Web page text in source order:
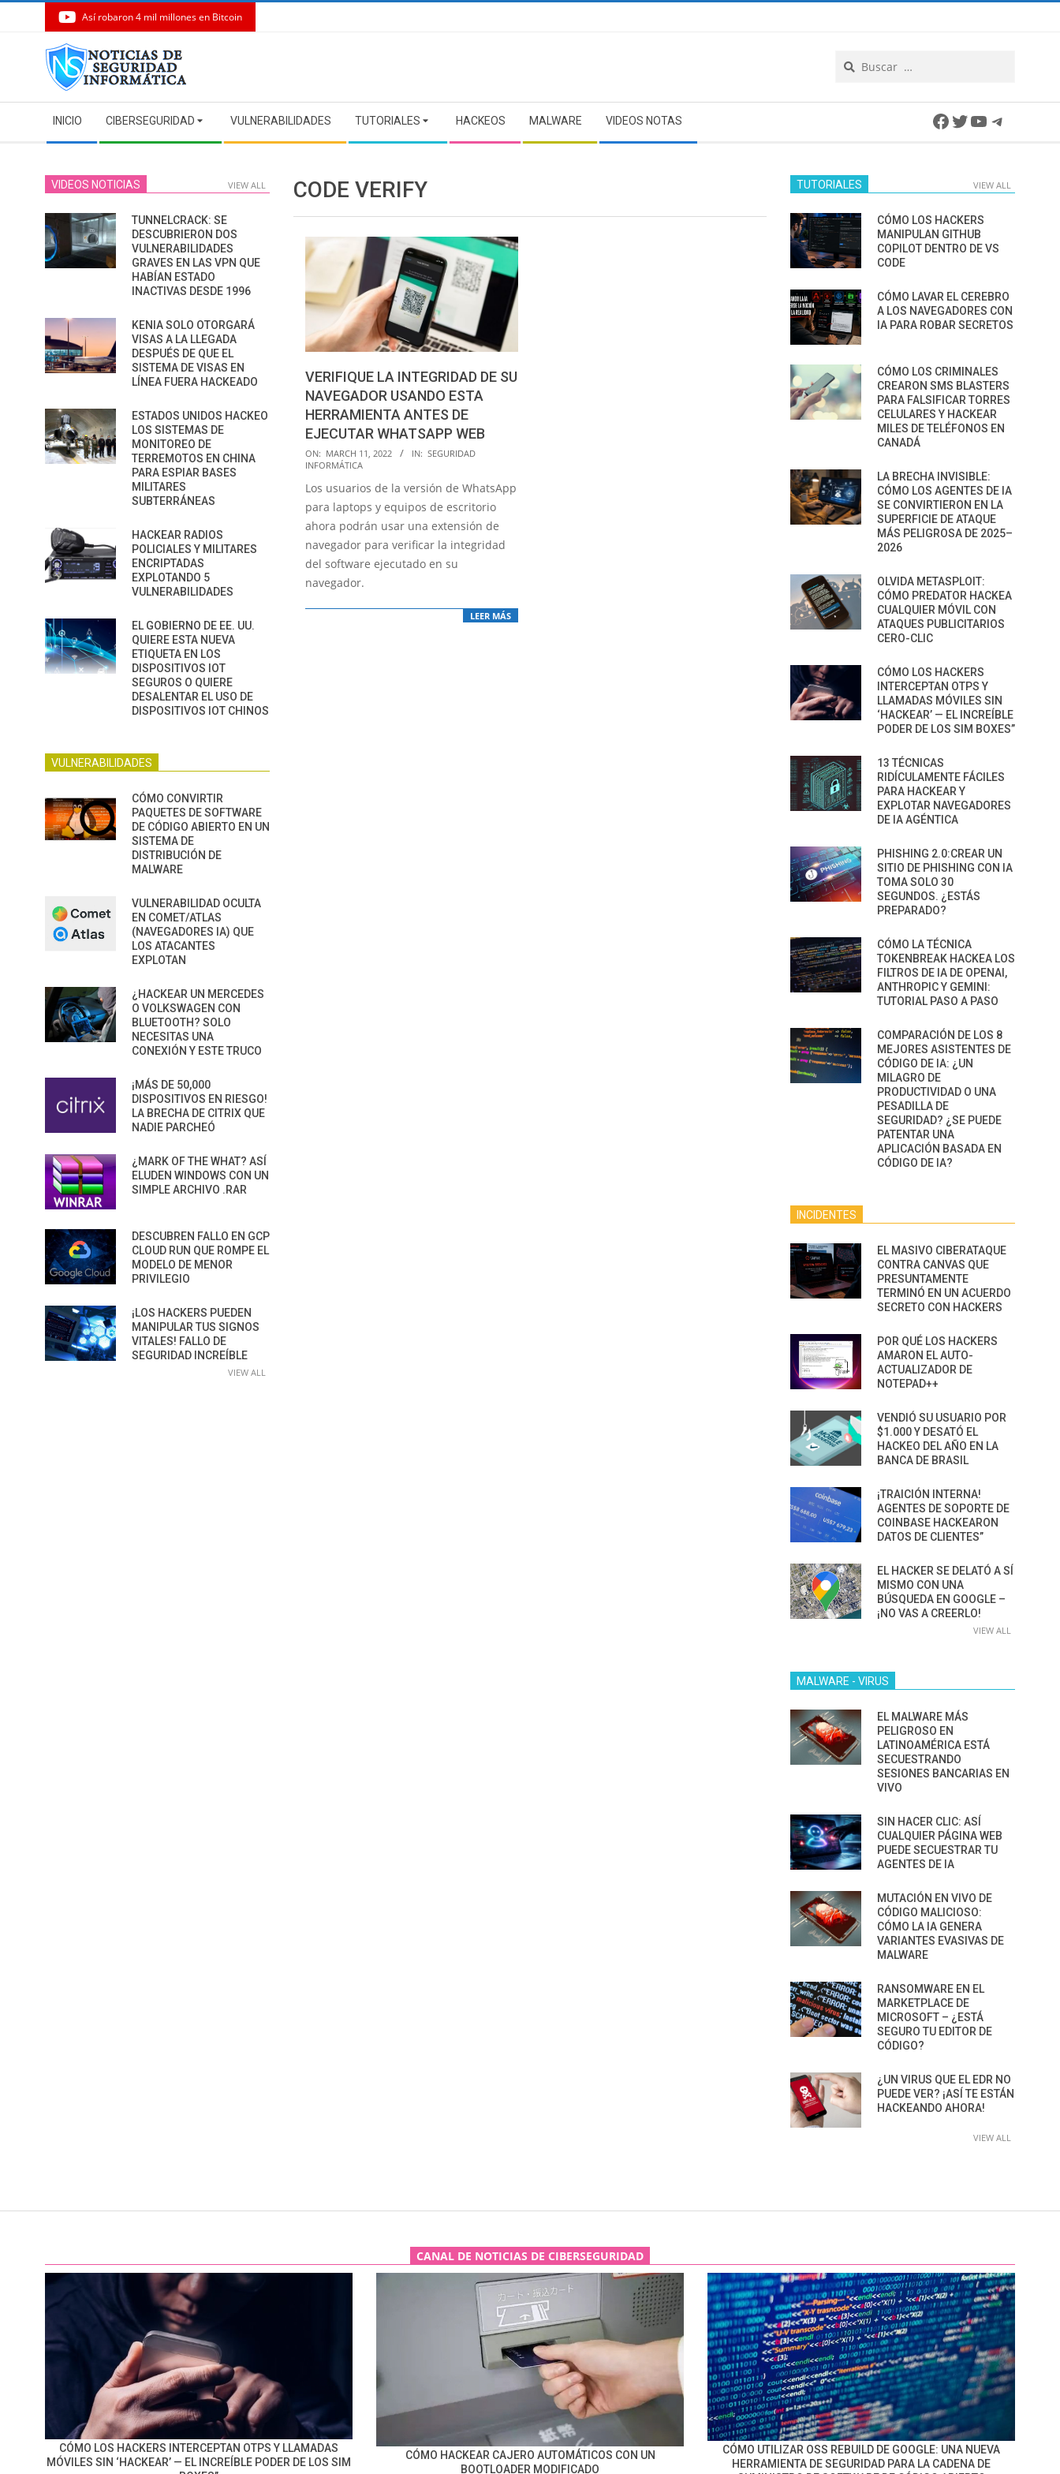
Así robaron 4 mil millones en Bitcoin
Navigation
Menu
INICIO CIBERSEGURIDAD VULNERABILIDADES TUTORIALES HACKEOS MALWARE VIDEOS NOTAS Facebook
Twitter
YouTube
CODE VERIFY
VERIFIQUE LA INTEGRIDAD DE SU
NAVEGADOR USANDO ESTA
HERRAMIENTA ANTES DE
EJECUTAR WHATSAPP WEB
2022-
03-
11
ON: MARCH 11, 2022 IN: SEGURIDAD
INFORMÁTICA
Los usuarios de la versión de WhatsApp
para laptops y equipos de escritorio
ahora podrán usar una extensión de
navegador para verificar la integridad
del software ejecutado en su
navegador.
LEER MÁS
VIDEOS NOTICIAS VIEW ALL
TUNNELCRACK: SE
DESCUBRIERON DOS
VULNERABILIDADES
GRAVES EN LAS VPN QUE
HABÍAN ESTADO
INACTIVAS DESDE 1996
KENIA SOLO OTORGARÁ
VISAS A LA LLEGADA
DESPUÉS DE QUE EL
SISTEMA DE VISAS EN
LÍNEA FUERA HACKEADO
ESTADOS UNIDOS HACKEO
LOS SISTEMAS DE
MONITOREO DE
TERREMOTOS EN CHINA
PARA ESPIAR BASES
MILITARES
SUBTERRÁNEAS
HACKEAR RADIOS
POLICIALES Y MILITARES
ENCRIPTADAS
EXPLOTANDO 5
VULNERABILIDADES
EL GOBIERNO DE EE. UU.
QUIERE ESTA NUEVA
ETIQUETA EN LOS
DISPOSITIVOS IOT
SEGUROS O QUIERE
DESALENTAR EL USO DE
DISPOSITIVOS IOT CHINOS
VULNERABILIDADES
CÓMO CONVIRTIR
PAQUETES DE SOFTWARE
DE CÓDIGO ABIERTO EN UN
SISTEMA DE
DISTRIBUCIÓN DE
MALWARE
VULNERABILIDAD OCULTA
EN COMET/ATLAS
(NAVEGADORES IA) QUE
LOS ATACANTES
EXPLOTAN
¿HACKEAR UN MERCEDES
O VOLKSWAGEN CON
BLUETOOTH? SOLO
NECESITAS UNA
CONEXIÓN Y ESTE TRUCO
¡MÁS DE 50,000
DISPOSITIVOS EN RIESGO!
LA BRECHA DE CITRIX QUE
NADIE PARCHEÓ
¿MARK OF THE WHAT? ASÍ
ELUDEN WINDOWS CON UN
SIMPLE ARCHIVO .RAR
DESCUBREN FALLO EN GCP
CLOUD RUN QUE ROMPE EL
MODELO DE MENOR
PRIVILEGIO
¡LOS HACKERS PUEDEN
MANIPULAR TUS SIGNOS
VITALES! FALLO DE
SEGURIDAD INCREÍBLE
VIEW ALL
TUTORIALES VIEW ALL
CÓMO LOS HACKERS
MANIPULAN GITHUB
COPILOT DENTRO DE VS
CODE
CÓMO LAVAR EL CEREBRO
A LOS NAVEGADORES CON
IA PARA ROBAR SECRETOS
CÓMO LOS CRIMINALES
CREARON SMS BLASTERS
PARA FALSIFICAR TORRES
CELULARES Y HACKEAR
MILES DE TELÉFONOS EN
CANADÁ
LA BRECHA INVISIBLE:
CÓMO LOS AGENTES DE IA
SE CONVIRTIERON EN LA
SUPERFICIE DE ATAQUE
MÁS PELIGROSA DE 2025–
2026
OLVIDA METASPLOIT:
CÓMO PREDATOR HACKEA
CUALQUIER MÓVIL CON
ATAQUES PUBLICITARIOS
CERO-CLIC
CÓMO LOS HACKERS
INTERCEPTAN OTPS Y
LLAMADAS MÓVILES SIN
‘HACKEAR’ — EL INCREÍBLE
PODER DE LOS SIM BOXES”
13 TÉCNICAS
RIDÍCULAMENTE FÁCILES
PARA HACKEAR Y
EXPLOTAR NAVEGADORES
DE IA AGÉNTICA
PHISHING 2.0:CREAR UN
SITIO DE PHISHING CON IA
TOMA SOLO 30
SEGUNDOS. ¿ESTÁS
PREPARADO?
CÓMO LA TÉCNICA
TOKENBREAK HACKEA LOS
FILTROS DE IA DE OPENAI,
ANTHROPIC Y GEMINI:
TUTORIAL PASO A PASO
COMPARACIÓN DE LOS 8
MEJORES ASISTENTES DE
CÓDIGO DE IA: ¿UN
MILAGRO DE
PRODUCTIVIDAD O UNA
PESADILLA DE
SEGURIDAD? ¿SE PUEDE
PATENTAR UNA
APLICACIÓN BASADA EN
CÓDIGO DE IA?
INCIDENTES
EL MASIVO CIBERATAQUE
CONTRA CANVAS QUE
PRESUNTAMENTE
TERMINÓ EN UN ACUERDO
SECRETO CON HACKERS
POR QUÉ LOS HACKERS
AMARON EL AUTO-
ACTUALIZADOR DE
NOTEPAD++
VENDIÓ SU USUARIO POR
$1.000 Y DESATÓ EL
HACKEO DEL AÑO EN LA
BANCA DE BRASIL
¡TRAICIÓN INTERNA!
AGENTES DE SOPORTE DE
COINBASE HACKEARON
DATOS DE CLIENTES”
EL HACKER SE DELATÓ A SÍ
MISMO CON UNA
BÚSQUEDA EN GOOGLE –
¡NO VAS A CREERLO!
VIEW ALL
MALWARE - VIRUS
EL MALWARE MÁS
PELIGROSO EN
LATINOAMÉRICA ESTÁ
SECUESTRANDO
SESIONES BANCARIAS EN
VIVO
SIN HACER CLIC: ASÍ
CUALQUIER PÁGINA WEB
PUEDE SECUESTRAR TU
AGENTES DE IA
MUTACIÓN EN VIVO DE
CÓDIGO MALICIOSO:
CÓMO LA IA GENERA
VARIANTES EVASIVAS DE
MALWARE
RANSOMWARE EN EL
MARKETPLACE DE
MICROSOFT – ¿ESTÁ
SEGURO TU EDITOR DE
CÓDIGO?
¿UN VIRUS QUE EL EDR NO
PUEDE VER? ¡ASÍ TE ESTÁN
HACKEANDO AHORA!
VIEW ALL
CANAL DE NOTICIAS DE CIBERSEGURIDAD
CÓMO LOS HACKERS INTERCEPTAN OTPS Y LLAMADAS
MÓVILES SIN ‘HACKEAR’ — EL INCREÍBLE PODER DE LOS SIM
CÓMO HACKEAR CAJERO AUTOMÁTICOS CON UN
BOOTLOADER MODIFICADO
CÓMO UTILIZAR OSS REBUILD DE GOOGLE: UNA NUEVA
HERRAMIENTA DE SEGURIDAD PARA LA CADENA DE